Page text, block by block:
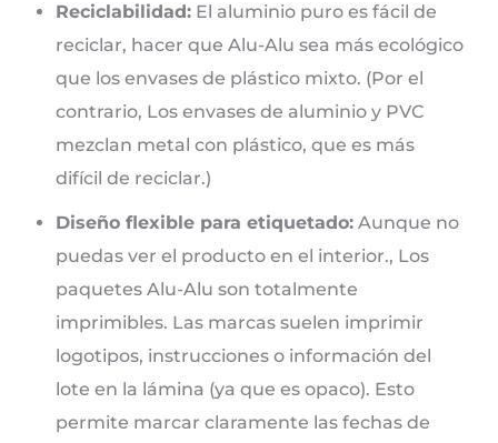
Reciclabilidad: El aluminio puro es fácil de
reciclar, hacer que Alu-Alu sea más ecológico
que los envases de plástico mixto. (Por el
contrario, Los envases de aluminio y PVC
mezclan metal con plástico, que es más
difícil de reciclar.)
Diseño flexible para etiquetado: Aunque no
puedas ver el producto en el interior., Los
paquetes Alu-Alu son totalmente
imprimibles. Las marcas suelen imprimir
logotipos, instrucciones o información del
lote en la lámina (ya que es opaco). Esto
permite marcar claramente las fechas de